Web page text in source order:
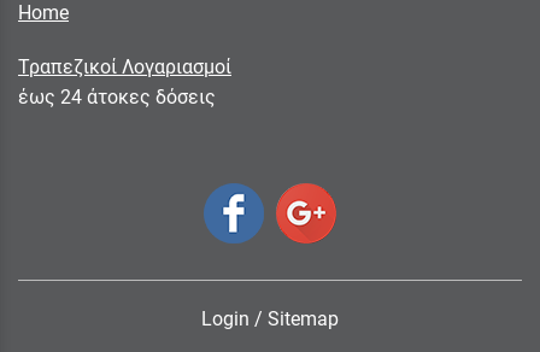
Home
Τραπεζικοί Λογαριασμοί
έως 24 άτοκες δόσεις
Login / Sitemap